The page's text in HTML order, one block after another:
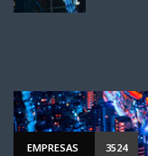
EMPRESAS 3524